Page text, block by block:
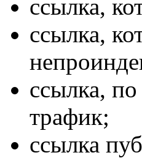
ссылка,
ссылка,
ссылка,
трафик;
ссылка